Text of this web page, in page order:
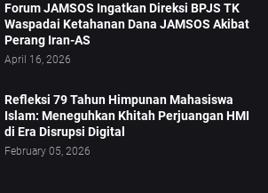
Forum JAMSOS Ingatkan Direksi BPJS TK
Waspadai Ketahanan Dana JAMSOS Akibat
Perang Iran-AS
April 16, 2026
Refleksi 79 Tahun Himpunan Mahasiswa
Islam: Meneguhkan Khitah Perjuangan HMI
di Era Disrupsi Digital
February 05, 2026